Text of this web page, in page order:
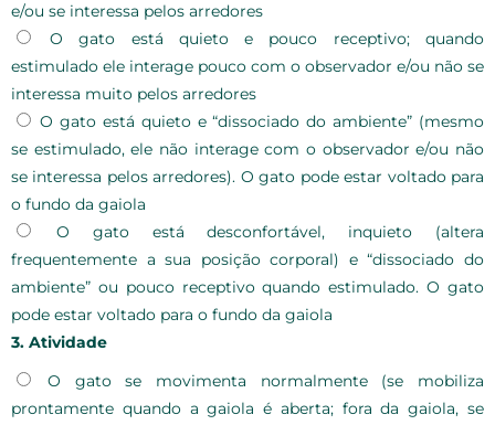
e/ou se interessa pelos arredores
O gato está quieto e pouco receptivo; quando
estimulado ele interage pouco com o observador e/ou não se
interessa muito pelos arredores
O gato está quieto e “dissociado do ambiente” (mesmo
se estimulado, ele não interage com o observador e/ou não
se interessa pelos arredores). O gato pode estar voltado para
o fundo da gaiola
O gato está desconfortável, inquieto (altera
frequentemente a sua posição corporal) e “dissociado do
ambiente” ou pouco receptivo quando estimulado. O gato
pode estar voltado para o fundo da gaiola
3. Atividade
O gato se movimenta normalmente (se mobiliza
prontamente quando a gaiola é aberta; fora da gaiola, se